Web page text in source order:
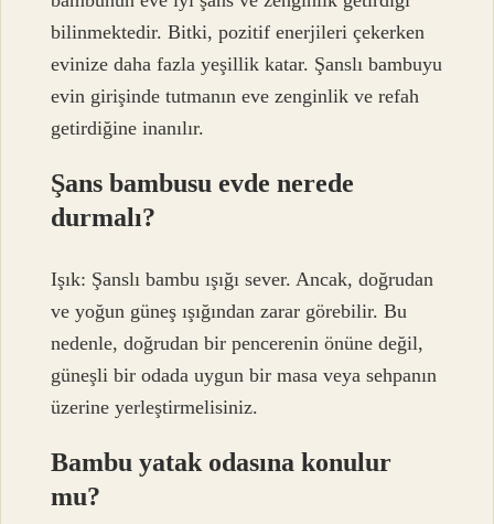
bilinmektedir. Bitki, pozitif enerjileri çekerken
evinize daha fazla yeşillik katar. Şanslı bambuyu
evin girişinde tutmanın eve zenginlik ve refah
getirdiğine inanılır.
Şans bambusu evde nerede
durmalı?
Işık: Şanslı bambu ışığı sever. Ancak, doğrudan
ve yoğun güneş ışığından zarar görebilir. Bu
nedenle, doğrudan bir pencerenin önüne değil,
güneşli bir odada uygun bir masa veya sehpanın
üzerine yerleştirmelisiniz.
Bambu yatak odasına konulur
mu?